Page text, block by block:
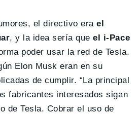
el directivo erael
, y la idea sería queel i-Pace
poder usar la red de Tesla.
Elon Musk eran en su
de cumplir. “La principal
fabricantes interesados sigan
de Tesla. Cobrar el uso de